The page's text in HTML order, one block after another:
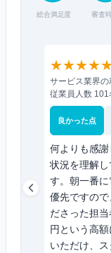
総合満足度 審査
★★★★
サービス業界
従業員人数 101
良かった点
何よりも感
状況を理解
す。朝一番
優先ですので
ださった担
円という高
いただけ、